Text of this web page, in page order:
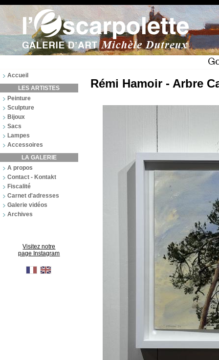
Accueil
LES ARTISTES
Peinture
Sculpture
Bijoux
Sacs
Lampes
Accessoires
LA GALERIE
A propos
Contact - Kontakt
Fiscalité
Carnet d'adresses
Galerie vidéos
Archives
Visitez notre
page Instagram
Rémi Hamoir - Arbre